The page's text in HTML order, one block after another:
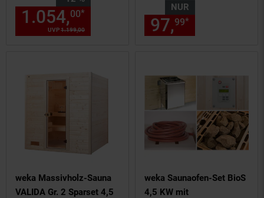
UVP1.199,00
1.054,00* Aktueller Preis: 1054,
NUR
97,99*
weka Massivholz-Sauna
VALIDA Gr. 2 Sparset 4,5
weka Saunaofen-Set BioS
4,5 KW mit